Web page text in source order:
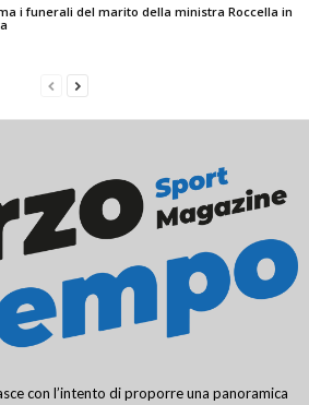
i funerali del marito della ministra Roccella in
con l’intento di proporre una panoramica